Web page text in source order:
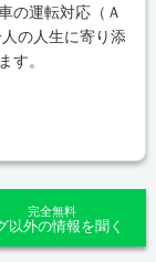
の運転対応（Ａ
の人生に寄り添
す。
完全無料
以外の情報を聞く